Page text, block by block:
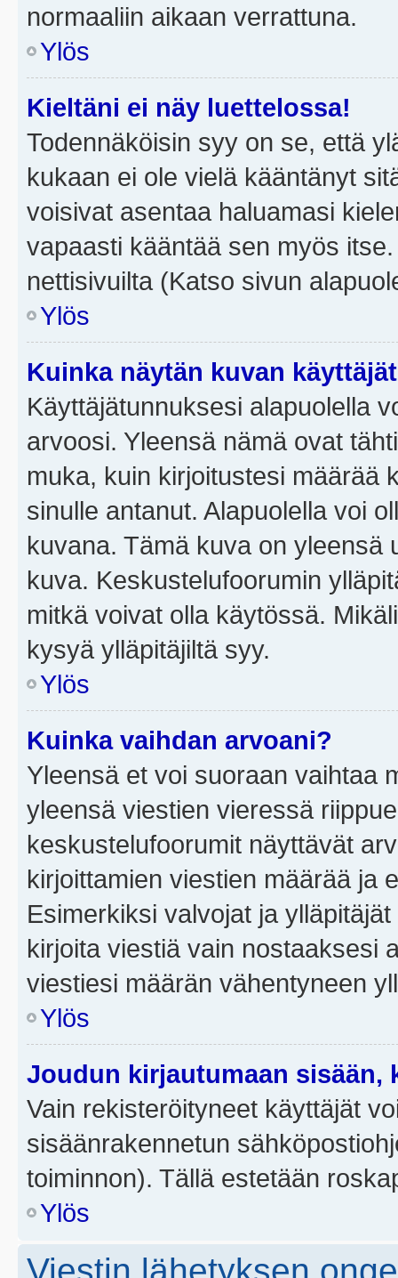
normaaliin aikaan verrattuna.
Ylös
Kieltäni ei näy luettelossa!
Todennäköisin syy on se, että
kukaan ei ole vielä kääntänyt
voisivat asentaa haluamasi
vapaasti kääntää sen myös
nettisivuilta (Katso sivun
Ylös
Kuinka näytän kuvan
Käyttäjätunnuksesi alapuolella
arvoosi. Yleensä nämä ovat
muka, kuin kirjoitustesi määrää
sinulle antanut. Alapuolella voi
kuvana. Tämä kuva on yleensä
kuva. Keskustelufoorumin
mitkä voivat olla käytössä.
kysyä ylläpitäjiltä syy.
Ylös
Kuinka vaihdan arvoani?
Yleensä et voi suoraan vaihtaa
yleensä viestien vieressä
keskustelufoorumit näyttävät
kirjoittamien viestien määrää ja
Esimerkiksi valvojat ja
kirjoita viestiä vain nostaaksesi
viestiesi määrän vähentyneen
Ylös
Joudun kirjautumaan sisään,
Vain rekisteröityneet käyttäjät
sisäänrakennetun
toiminnon). Tällä estetään
Ylös